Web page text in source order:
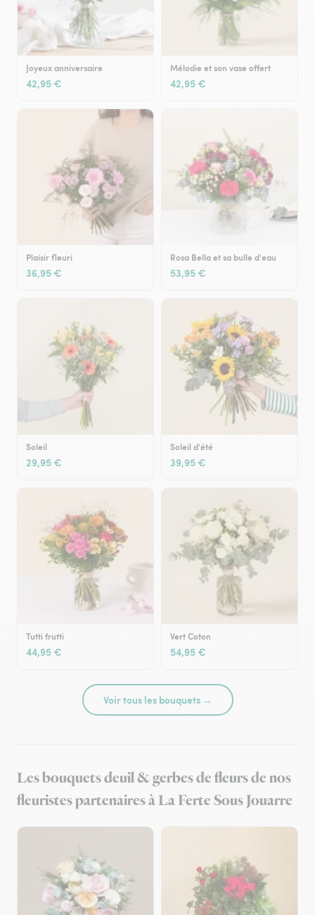
Joyeux anniversaire
42,95 €
Mélodie et son vase offert
42,95 €
Plaisir fleuri
36,95 €
Rosa Bella et sa bulle d'eau
53,95 €
Soleil
29,95 €
Soleil d'été
39,95 €
Tutti frutti
44,95 €
Vert Coton
54,95 €
Voir tous les bouquets →
Les bouquets deuil & gerbes de fleurs de nos
fleuristes partenaires à La Ferte Sous Jouarre